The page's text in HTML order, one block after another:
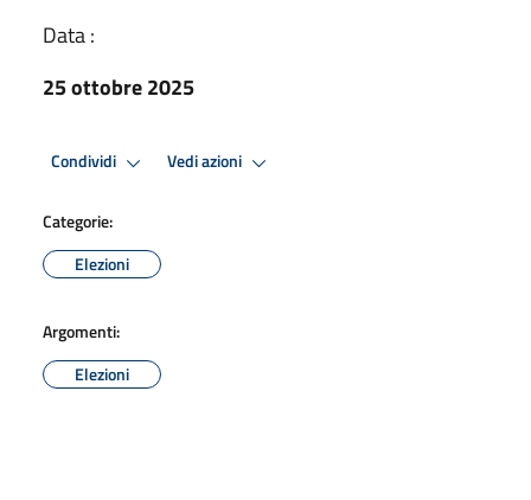
Data :
25 ottobre 2025
Condividi Vedi azioni
Categorie:
Elezioni
Argomenti:
Elezioni